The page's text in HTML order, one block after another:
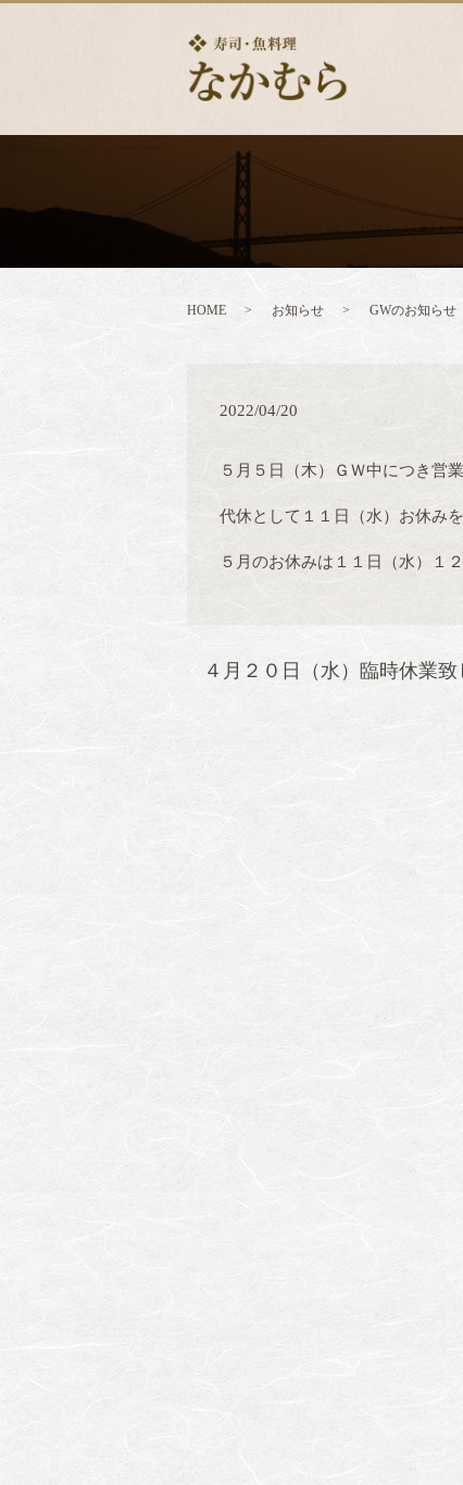
HOME お知らせ GWのお知らせ
2022/04/20
５月５日（木）ＧＷ中につき営業
代休として１１日（水）お休み
５月のお休みは１１日（水）１
４月２０日（水）臨時休業致